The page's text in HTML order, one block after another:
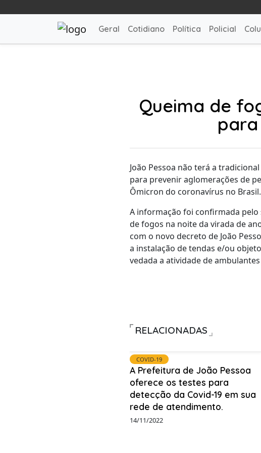
Geral Cotidiano Política Policial
Queima de
João Pessoa não terá a
para prevenir aglomerações de
Ômicron do coronavírus no Brasil.
A informação foi confirmada pelo
de fogos na noite da virada de
com o novo decreto de João
a instalação de tendas e/ou
vedada a atividade de
RELACIONADAS
COVID-19
A Prefeitura de João Pessoa
oferece os testes para
detecção da Covid-19 em sua
rede de atendimento.
14/11/2022